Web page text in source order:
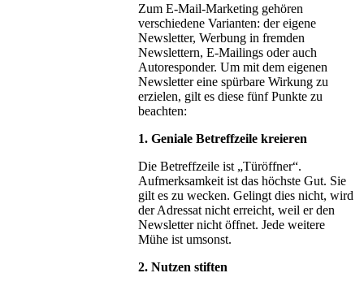
Zum E-Mail-Marketing gehören
verschiedene Varianten: der eigene
Newsletter, Werbung in fremden
Newslettern, E-Mailings oder auch
Autoresponder. Um mit dem eigenen
Newsletter eine spürbare Wirkung zu
erzielen, gilt es diese fünf Punkte zu
beachten:
1. Geniale Betreffzeile kreieren
Die Betreffzeile ist „Türöffner“.
Aufmerksamkeit ist das höchste Gut. Sie
gilt es zu wecken. Gelingt dies nicht, wird
der Adressat nicht erreicht, weil er den
Newsletter nicht öffnet. Jede weitere
Mühe ist umsonst.
2. Nutzen stiften